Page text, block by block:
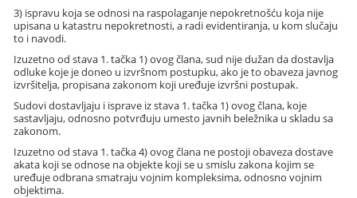
3) ispravu koja se odnosi na raspolaganje nepokretnošću koja nije
upisana u katastru nepokretnosti, a radi evidentiranja, u kom slučaju
to i navodi.
Izuzetno od stava 1. tačka 1) ovog člana, sud nije dužan da dostavlja
odluke koje je doneo u izvršnom postupku, ako je to obaveza javnog
izvršitelja, propisana zakonom koji uređuje izvršni postupak.
Sudovi dostavljaju i isprave iz stava 1. tačka 1) ovog člana, koje
sastavljaju, odnosno potvrđuju umesto javnih beležnika u skladu sa
zakonom.
Izuzetno od stava 1. tačka 4) ovog člana ne postoji obaveza dostave
akata koji se odnose na objekte koji se u smislu zakona kojim se
uređuje odbrana smatraju vojnim kompleksima, odnosno vojnim
objektima.